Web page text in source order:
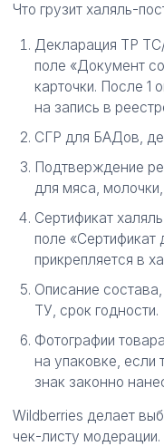
Что грузит халяль-
Декларация ТР
поле «Документ
карточки. После 1
на запись в
СГР для БАДов,
Подтверждение
для мяса,
Сертификат
поле «Сертификат
прикрепляется в
Описание
ТУ, срок годности.
Фотографии
на упаковке, если
знак законно
Wildberries делает
чек-листу